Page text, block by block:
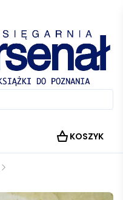
KOSZYK